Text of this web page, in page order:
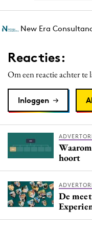
New Era
Reacties:
Om een reactie achter te
Inloggen
hoort
De